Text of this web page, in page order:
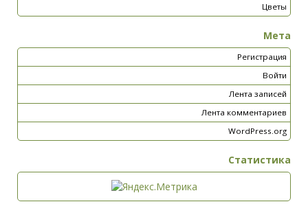
Цветы
Мета
Регистрация
Войти
Лента записей
Лента комментариев
WordPress.org
Статистика